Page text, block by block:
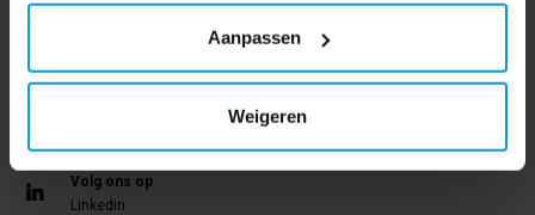
Aanpassen
Weigeren
Volg ons op
Linkedin